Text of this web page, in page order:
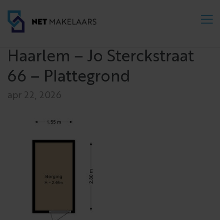
Haarlem – Jo Sterckstraat
66 – Plattegrond
apr 22, 2026